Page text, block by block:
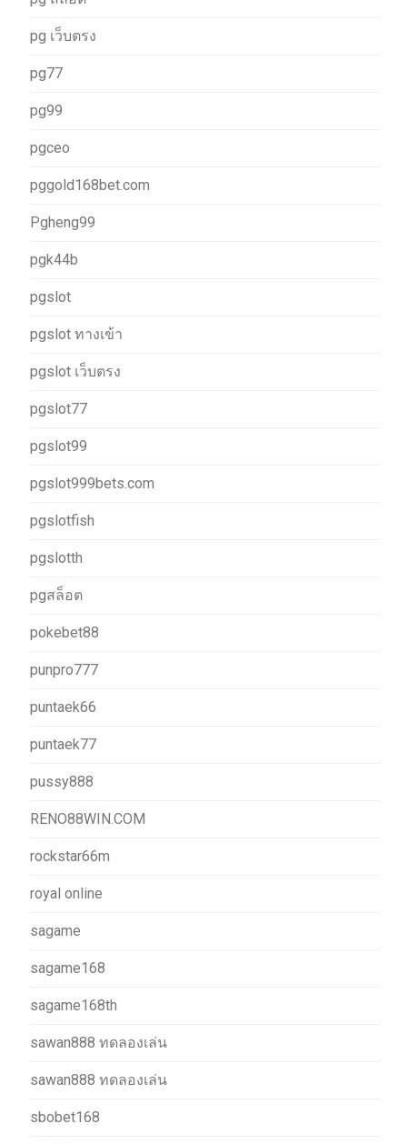
pg เว็บตรง
pg77
pg99
pgceo
pggold168bet.com
Pgheng99
pgk44b
pgslot
pgslot ทางเข้า
pgslot เว็บตรง
pgslot77
pgslot99
pgslot999bets.com
pgslotfish
pgslotth
pgสล็อต
pokebet88
punpro777
puntaek66
puntaek77
pussy888
RENO88WIN.COM
rockstar66m
royal online
sagame
sagame168
sagame168th
sawan888 ทดลองเล่น
sawan888 ทดลองเล่น
sbobet168